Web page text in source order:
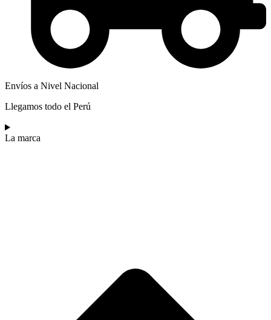
Envíos a Nivel Nacional
Llegamos todo el Perú
La marca​